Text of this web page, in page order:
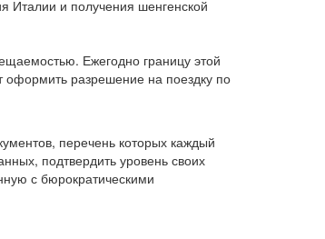
Италии и получения шенгенской
Ежегодно границу этой
оформить разрешение на поездку по
перечень которых каждый
подтвердить уровень своих
с бюрократическими